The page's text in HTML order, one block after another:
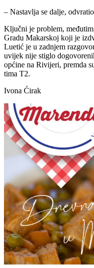
– Nastavlja se dalje,
Ključni je problem,
Gradu Makarskoj koji je
Luetić je u zadnjem
uvijek nije stiglo
općine na Rivijeri, premda
tima T2.
Ivona Ćirak